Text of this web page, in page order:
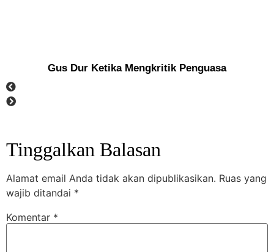
Gus Dur Ketika Mengkritik Penguasa
Tinggalkan Balasan
Alamat email Anda tidak akan dipublikasikan. Ruas yang
wajib ditandai *
Komentar *